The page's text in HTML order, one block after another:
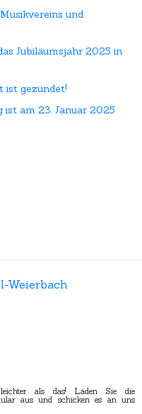
und
Jubiläumsjahr 2025 in
ist gezündet!
ist am 23. Januar 2025
als das! Laden Sie die
aus und schicken es an uns